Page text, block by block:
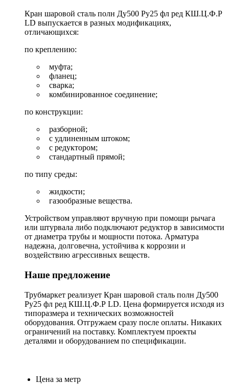
Кран шаровой сталь полн Ду500 Ру25 фл ред КШ.Ц.Ф.Р
LD выпускается в разных модификациях,
отличающихся:
по креплению:
муфта;
фланец;
сварка;
комбинированное соединение;
по конструкции:
разборной;
с удлиненным штоком;
с редуктором;
стандартный прямой;
по типу среды:
жидкости;
газообразные вещества.
Устройством управляют вручную при помощи рычага
или штурвала либо подключают редуктор в зависимости
от диаметра трубы и мощности потока. Арматура
надежна, долговечна, устойчива к коррозии и
воздействию агрессивных веществ.
Наше предложение
Трубмаркет реализует Кран шаровой сталь полн Ду500
Ру25 фл ред КШ.Ц.Ф.Р LD. Цена формируется исходя из
типоразмера и технических возможностей
оборудования. Отгружаем сразу после оплаты. Никаких
ограничений на поставку. Комплектуем проекты
деталями и оборудованием по спецификации.
Цена за метр